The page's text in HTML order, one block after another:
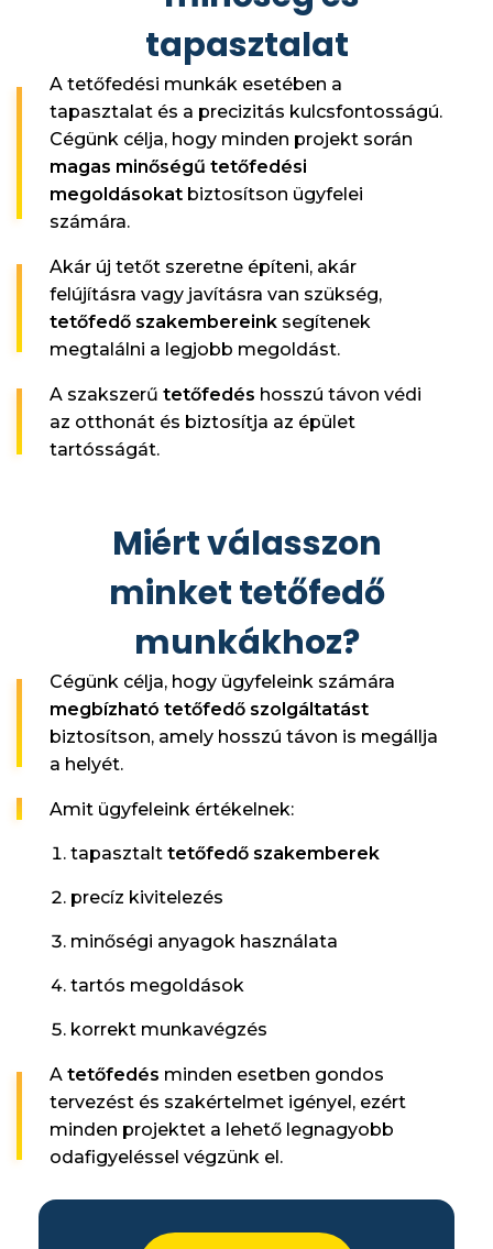
tapasztalat
A tetőfedési munkák esetében a
tapasztalat és a precizitás kulcsfontosságú.
Cégünk célja, hogy minden projekt során
magas minőségű tetőfedési
megoldásokat biztosítson ügyfelei
számára.
Akár új tetőt szeretne építeni, akár
felújításra vagy javításra van szükség,
tetőfedő szakembereink segítenek
megtalálni a legjobb megoldást.
A szakszerű tetőfedés hosszú távon védi
az otthonát és biztosítja az épület
tartósságát.
Miért válasszon
minket tetőfedő
munkákhoz?
Cégünk célja, hogy ügyfeleink számára
megbízható tetőfedő szolgáltatást
biztosítson, amely hosszú távon is megállja
a helyét.
Amit ügyfeleink értékelnek:
tapasztalttetőfedő szakemberek
precíz kivitelezés
minőségi anyagok használata
tartós megoldások
korrekt munkavégzés
A tetőfedés minden esetben gondos
tervezést és szakértelmet igényel, ezért
minden projektet a lehető legnagyobb
odafigyeléssel végzünk el.